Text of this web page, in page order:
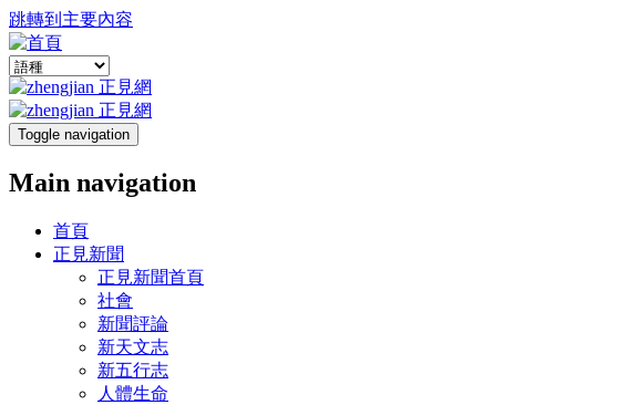
跳轉到主要內容
Toggle navigation
Main navigation
首頁
正見新聞
正見新聞首頁
社會
新聞評論
新天文志
新五行志
人體生命